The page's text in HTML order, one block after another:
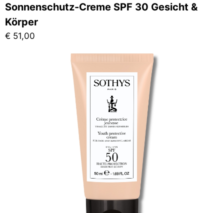
Sonnenschutz-Creme SPF 30 Gesicht &
Körper
€ 51,00